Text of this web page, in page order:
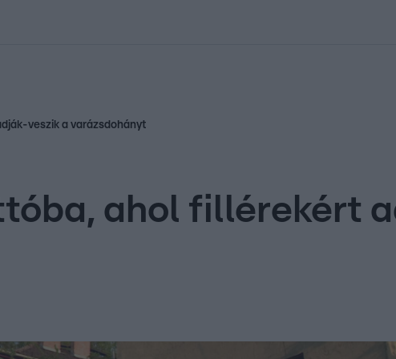
veszik a varázsdohányt
ahol fillérekért